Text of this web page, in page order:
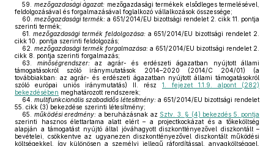
59.
mezőgazdasági ágazat: mezőgazdasági termékek elsődleges termelésével,
feldolgozásával és forgalmazásával foglalkozó vállalkozások összessége;
60. mezőgazdasági termék: a 651/2014/EU bizottsági rendelet 2. cikk 11. pontja
szerinti termék;
61.
mezőgazdasági termék feldolgozása:a 651/2014/EU bizottsági rendelet 2.
cikk 10. pontja szerinti feldolgozás;
62. mezőgazdasági termék forgalmazása: a 651/2014/EU bizottsági rendelet 2.
cikk 8. pontja szerinti forgalmazás;
63.
minőségrendszer:az agrár- és erdészeti ágazatban nyújtott állami
támogatásokról szóló iránymutatások 2014–2020 (2014/C 204/01) (a
továbbiakban: az agrár- és erdészeti ágazatban nyújtott állami támogatásokról
szóló európai uniós iránymutatás) II. rész 1. fejezet 1.1.9. alpont (282)
bekezdésében meghatározott rendszerek;
64. multifunkcionális szabadidős létesítmény: a 651/2014/EU bizottsági rendelet
55. cikk (3) bekezdése szerinti létesítmény;
65.
működési eredmény: a beruházásnak az Sztv. 3. § (4) bekezdés 5. pontja
szerinti hasznos élettartama alatt elért – a projectkockázat és a tőkeköltség
alapján a támogatást nyújtó által jóváhagyott diszkonttényezővel diszkontált –
bevételei, csökkentve az ugyanezen diszkonttényezővel diszkontált működési
költségekkel, így különösen a személyi jellegű ráfordítással, anyagköltséggel,